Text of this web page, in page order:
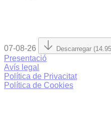
07-08-26 Descarregar
Presentació
Avís legal
Política de Privacitat
Política de Cookies